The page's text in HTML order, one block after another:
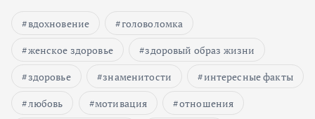
вдохновение
головоломка
женское здоровье
здоровый образ жизни
здоровье
знаменитости
интересные факты
любовь
мотивация отношения